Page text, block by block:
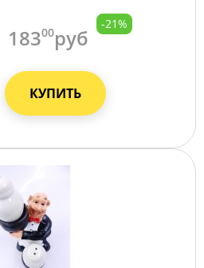
18300руб
-21%
КУПИТЬ